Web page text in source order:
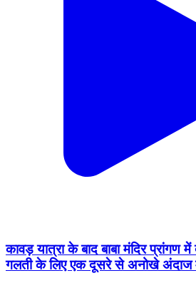
कावड़ यात्रा के बाद बाबा मंदिर प्रांगण में
गलती के लिए एक दूसरे से अनोखे अंदाज में